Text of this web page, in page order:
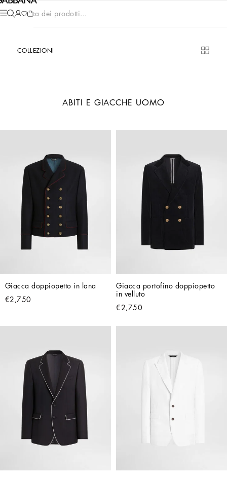
Cerca dei prodotti...
COLLEZIONI
ABITI E GIACCHE UOMO
Giacca doppiopetto in lana
€2,750
Giacca portofino doppiopetto
in velluto
€2,750